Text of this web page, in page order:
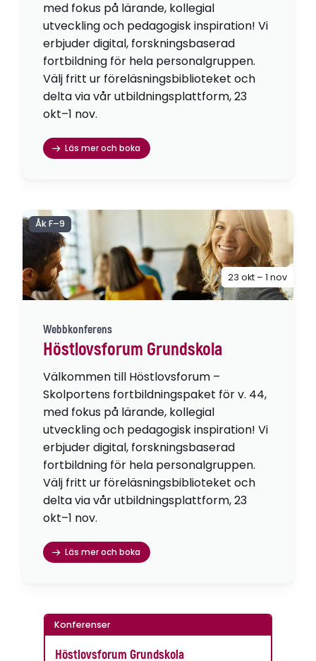
med fokus på lärande, kollegial
utveckling och pedagogisk inspiration! Vi
erbjuder digital, forskningsbaserad
fortbildning för hela personalgruppen.
Välj fritt ur föreläsningsbiblioteket och
delta via vår utbildningsplattform, 23
okt–1 nov.
Läs mer och boka
Webbkonferens
Höstlovsforum Grundskola
Välkommen till Höstlovsforum –
Skolportens fortbildningspaket för v. 44,
med fokus på lärande, kollegial
utveckling och pedagogisk inspiration! Vi
erbjuder digital, forskningsbaserad
fortbildning för hela personalgruppen.
Välj fritt ur föreläsningsbiblioteket och
delta via vår utbildningsplattform, 23
okt–1 nov.
Läs mer och boka
Åk F–9
23 okt – 1 nov
Konferenser
Höstlovsforum Grundskola